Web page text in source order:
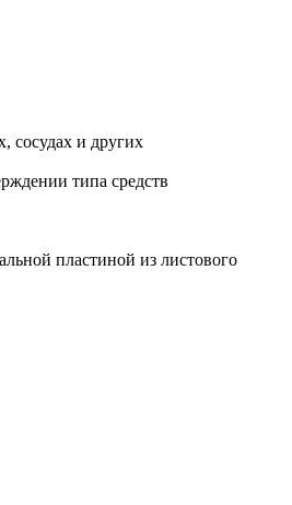
сосудах и других
типа средств
пластиной из листового